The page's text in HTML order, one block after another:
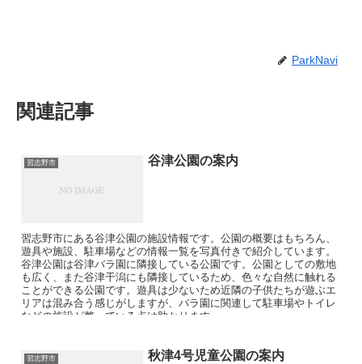
ParkNavi
関連記事
習志野市 谷津公園の案内
習志野市にある谷津公園の施設情報です。公園の概要はもちろん、
遊具や施設、駐車場などの情報一覧を写真付きで紹介しています。
谷津公園は谷津バラ園に隣接している公園です。公園としての敷地
も広く、また谷津干潟にも隣接しているため、色々な自然に触れる
ことができる公園です。遊具は少ないため近隣の子供たちが遊ぶエ
リアは混み合う感じがしますが、バラ園に関連して駐車場やトイレ
などの施設が整っている点は助かります。
習志野市 秋津4号児童公園の案内